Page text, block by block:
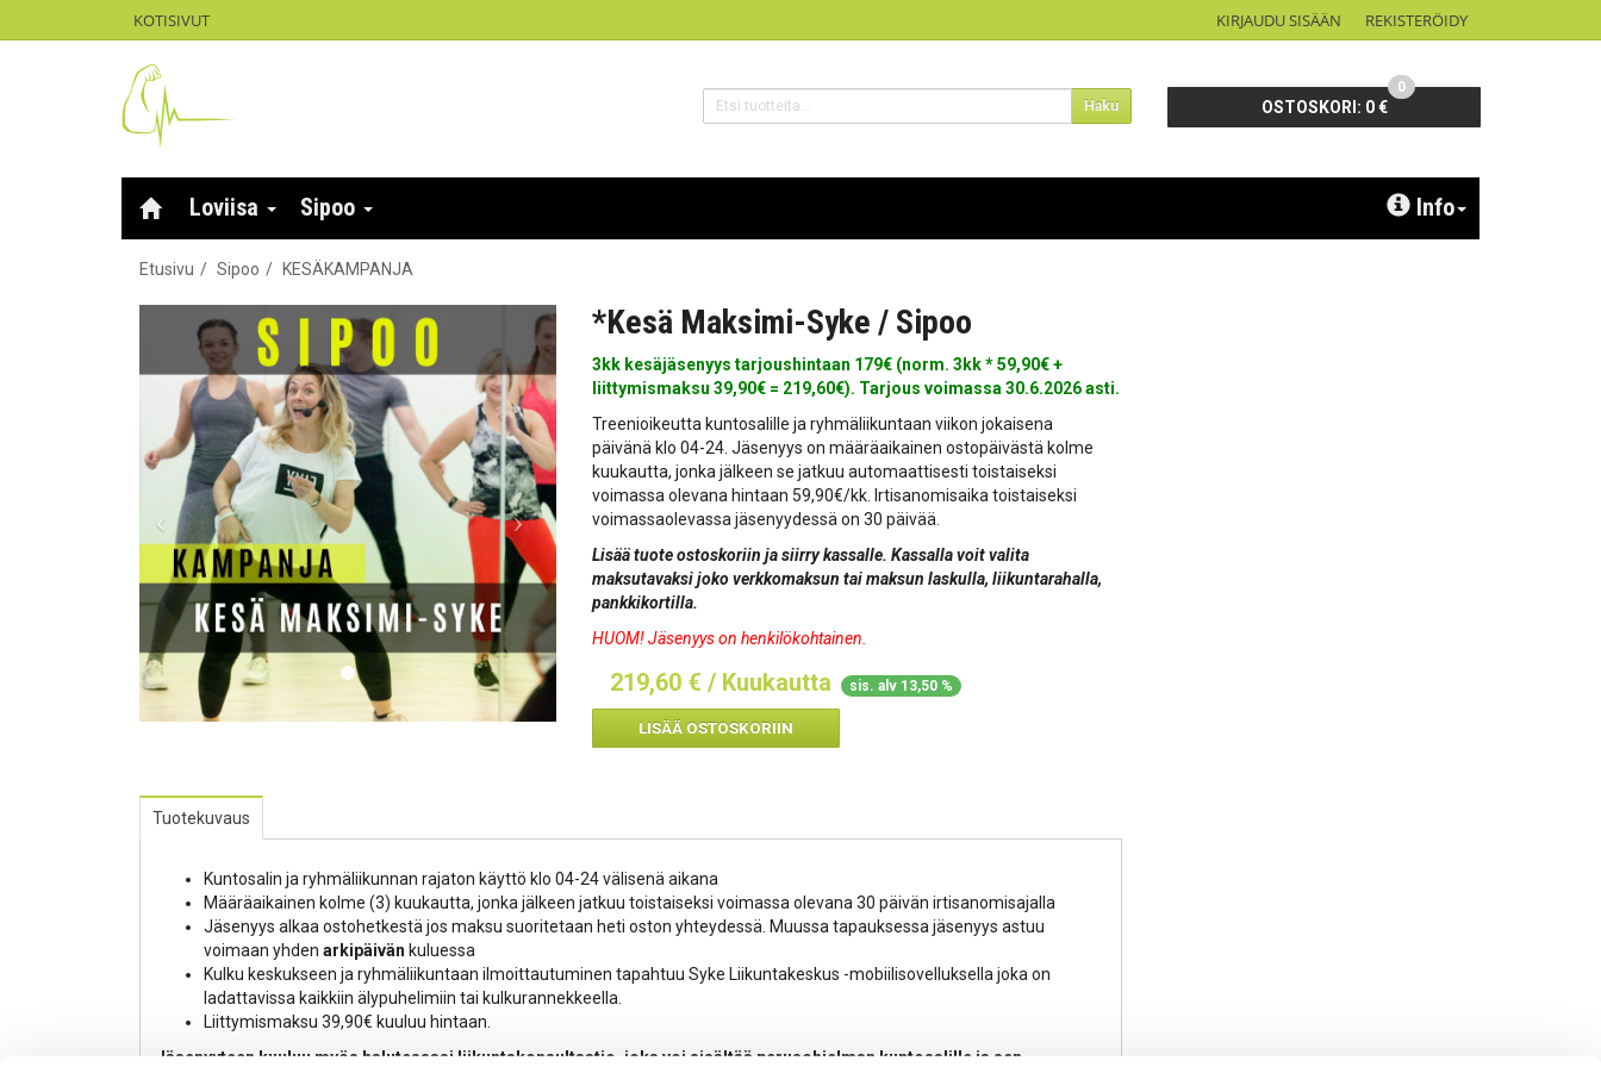
KOTISIVUT KIRJAUDU SISÄÄN REKISTERÖIDY
Haku OSTOSKORI: 0 €
0
Loviisa Sipoo Info
Etusivu Sipoo KESÄKAMPANJA
*Kesä Maksimi-Syke / Sipoo
3kk kesäjäsenyys tarjoushintaan 179€ (norm. 3kk * 59,90€ +
liittymismaksu 39,90€ = 219,60€). Tarjous voimassa 30.6.2026 asti.
Treenioikeutta kuntosalille ja ryhmäliikuntaan viikon jokaisena
päivänä klo 04-24. Jäsenyys on määräaikainen ostopäivästä kolme
kuukautta, jonka jälkeen se jatkuu automaattisesti toistaiseksi
voimassa olevana hintaan 59,90€/kk. Irtisanomisaika toistaiseksi
voimassaolevassa jäsenyydessä on 30 päivää.
Lisää tuote ostoskoriin ja siirry kassalle. Kassalla voit valita
maksutavaksi joko verkkomaksun tai maksun laskulla, liikuntarahalla,
pankkikortilla.
HUOM! Jäsenyys on henkilökohtainen.
219,60 € / Kuukautta sis. alv 13,50 %
LISÄÄ OSTOSKORIIN
Tuotekuvaus
Kuntosalin ja ryhmäliikunnan rajaton käyttö klo 04-24 välisenä aikana
Määräaikainen kolme (3) kuukautta, jonka jälkeen jatkuu toistaiseksi voimassa olevana 30 päivän irtisanomisajalla
Jäsenyys alkaa ostohetkestä jos maksu suoritetaan heti oston yhteydessä. Muussa tapauksessa jäsenyys astuu
voimaan yhden arkipäivän kuluessa
Kulku keskukseen ja ryhmäliikuntaan ilmoittautuminen tapahtuu Syke Liikuntakeskus -mobiilisovelluksella joka on
ladattavissa kaikkiin älypuhelimiin tai kulkurannekkeella.
Liittymismaksu 39,90€ kuuluu hintaan.
Jäsenyyteen kuuluu myös halutessasi liikuntakonsultaatio, joka voi sisältää perusohjelman kuntosalille ja sen